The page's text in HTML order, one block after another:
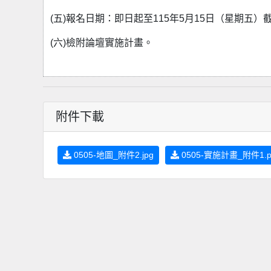
(五)報名日期：即日起至115年5月15日（星期五）
(六)檢附論壇實施計畫。
附件下載
0505-地圖_附件2.jpg 0505-實施計畫_附件